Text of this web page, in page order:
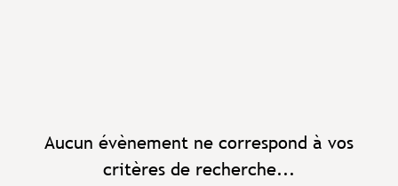
Aucun évènement ne correspond à vos
critères de recherche...